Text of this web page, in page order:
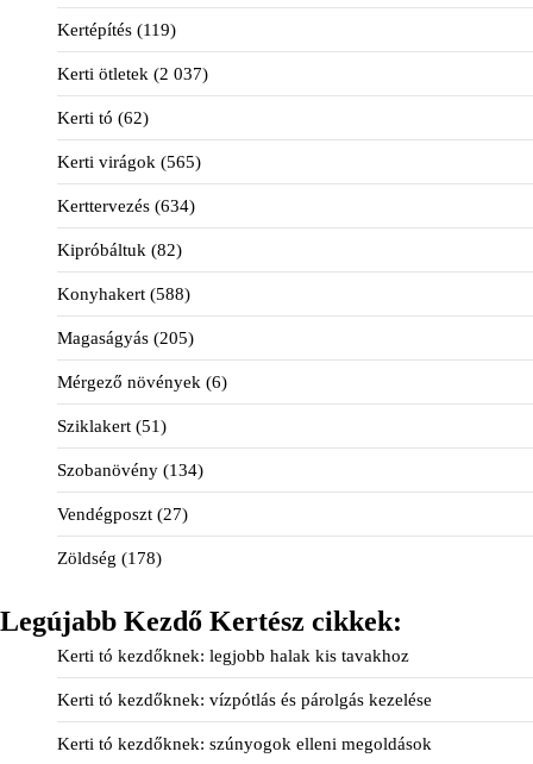
Kertépítés (119)
Kerti ötletek (2 037)
Kerti tó (62)
Kerti virágok (565)
Kerttervezés (634)
Kipróbáltuk (82)
Konyhakert (588)
Magaságyás (205)
Mérgező növények (6)
Sziklakert (51)
Szobanövény (134)
Vendégposzt (27)
Zöldség (178)
Legújabb Kezdő Kertész cikkek:
Kerti tó kezdőknek: legjobb halak kis tavakhoz
Kerti tó kezdőknek: vízpótlás és párolgás kezelése
Kerti tó kezdőknek: szúnyogok elleni megoldások